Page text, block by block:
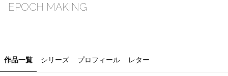
EPOCH MAKING
作品一覧 シリーズ プロフィール レター